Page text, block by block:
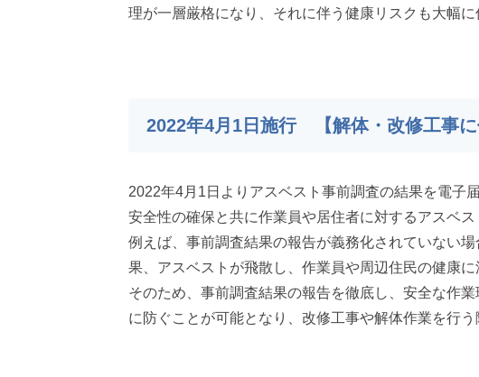
理が一層厳格になり、それに伴う健康リスクも大幅
2022年4月1日施行 【解体・改修工事に
2022年4月1日よりアスベスト事前調査の結果を電子
安全性の確保と共に作業員や居住者に対するアスベ
例えば、事前調査結果の報告が義務化されていない
果、アスベストが飛散し、作業員や周辺住民の健康
そのため、事前調査結果の報告を徹底し、安全な作
に防ぐことが可能となり、改修工事や解体作業を行う